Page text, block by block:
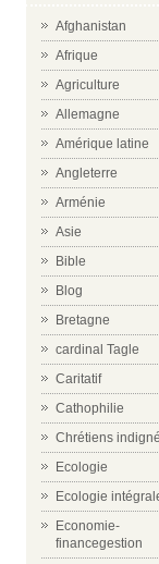
Afghanistan
Afrique
Agriculture
Allemagne
Amérique latine
Angleterre
Arménie
Asie
Bible
Blog
Bretagne
cardinal Tagle
Caritatif
Cathophilie
Chrétiens
Ecologie
Ecologie
Economie-
financegestion